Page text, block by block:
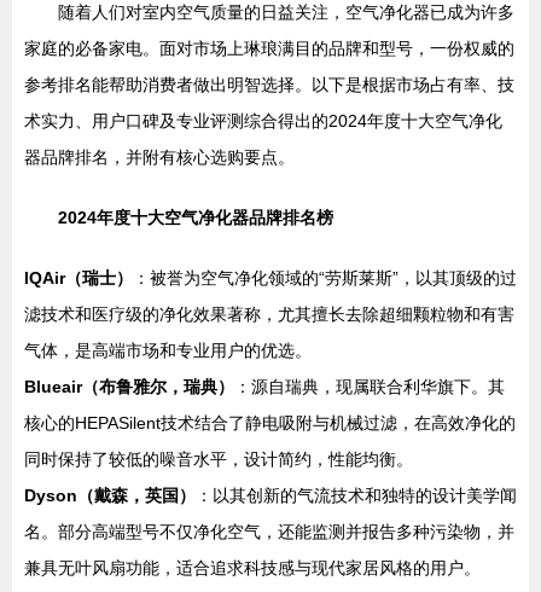
随着人们对室内空气质量的日益关注，空气净化器已成为许多
家庭的必备家电。面对市场上琳琅满目的品牌和型号，一份权威的
参考排名能帮助消费者做出明智选择。以下是根据市场占有率、技
术实力、用户口碑及专业评测综合得出的2024年度十大空气净化
器品牌排名，并附有核心选购要点。
2024年度十大空气净化器品牌排名榜
IQAir（瑞士）
：被誉为空气净化领域的“劳斯莱斯”，以其顶级的过
滤技术和医疗级的净化效果著称，尤其擅长去除超细颗粒物和有害
气体，是高端市场和专业用户的优选。
Blueair（布鲁雅尔，瑞典）
：源自瑞典，现属联合利华旗下。其
核心的HEPASilent技术结合了静电吸附与机械过滤，在高效净化的
同时保持了较低的噪音水平，设计简约，性能均衡。
Dyson（戴森，英国）
：以其创新的气流技术和独特的设计美学闻
名。部分高端型号不仅净化空气，还能监测并报告多种污染物，并
兼具无叶风扇功能，适合追求科技感与现代家居风格的用户。